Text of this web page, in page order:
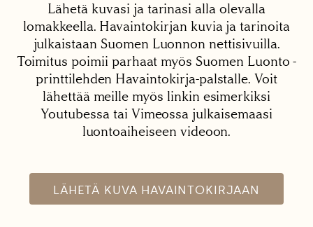
Lähetä kuvasi ja tarinasi alla olevalla
lomakkeella. Havaintokirjan kuvia ja tarinoita
julkaistaan Suomen Luonnon nettisivuilla.
Toimitus poimii parhaat myös Suomen Luonto -
printtilehden Havaintokirja-palstalle. Voit
lähettää meille myös linkin esimerkiksi
Youtubessa tai Vimeossa julkaisemaasi
luontoaiheiseen videoon.
LÄHETÄ KUVA HAVAINTOKIRJAAN